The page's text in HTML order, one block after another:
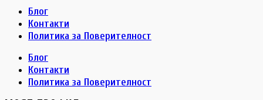
Блог
Контакти
Политика за Поверителност
Блог
Контакти
Политика за Поверителност